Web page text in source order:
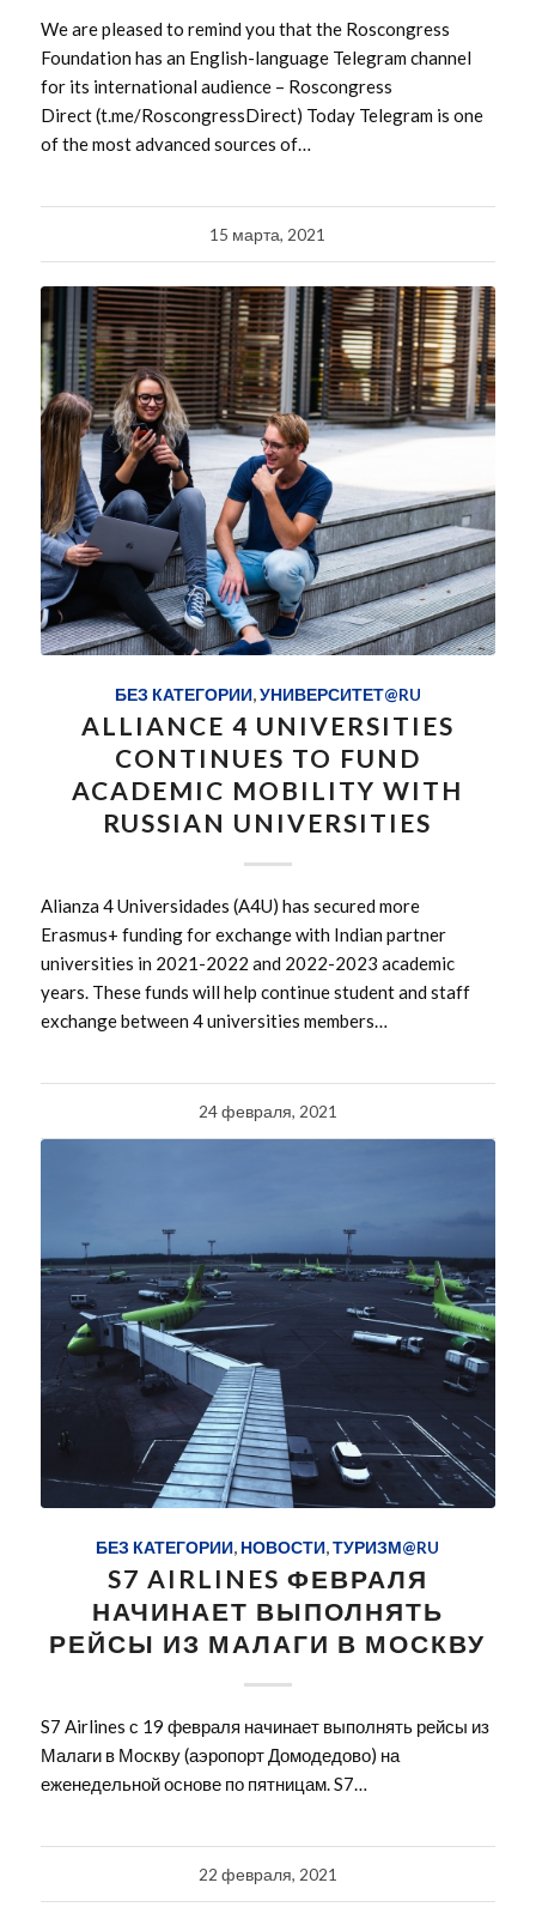
We are pleased to remind you that the Roscongress
Foundation has an English-language Telegram channel
for its international audience – Roscongress
Direct (t.me/RoscongressDirect) Today Telegram is one
of the most advanced sources of…
15 марта, 2021
БЕЗ КАТЕГОРИИ,УНИВЕРСИТЕТ@RU
ALLIANCE 4 UNIVERSITIES
CONTINUES TO FUND
ACADEMIC MOBILITY WITH
RUSSIAN UNIVERSITIES
Alianza 4 Universidades (A4U) has secured more
Erasmus+ funding for exchange with Indian partner
universities in 2021-2022 and 2022-2023 academic
years. These funds will help continue student and staff
exchange between 4 universities members…
24 февраля, 2021
БЕЗ КАТЕГОРИИ, НОВОСТИ,ТУРИЗМ@RU
S7 AIRLINES ФЕВРАЛЯ
НАЧИНАЕТ ВЫПОЛНЯТЬ
РЕЙСЫ ИЗ МАЛАГИ В МОСКВУ
S7 Airlines с 19 февраля начинает выполнять рейсы из
Малаги в Москву (аэропорт Домодедово) на
еженедельной основе по пятницам. S7…
22 февраля, 2021